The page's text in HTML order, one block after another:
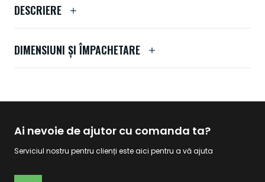
DESCRIERE
DIMENSIUNI ȘI ÎMPACHETARE
Ai nevoie de ajutor cu comanda ta?
Serviciul nostru pentru clienți este aici pentru a vă ajuta